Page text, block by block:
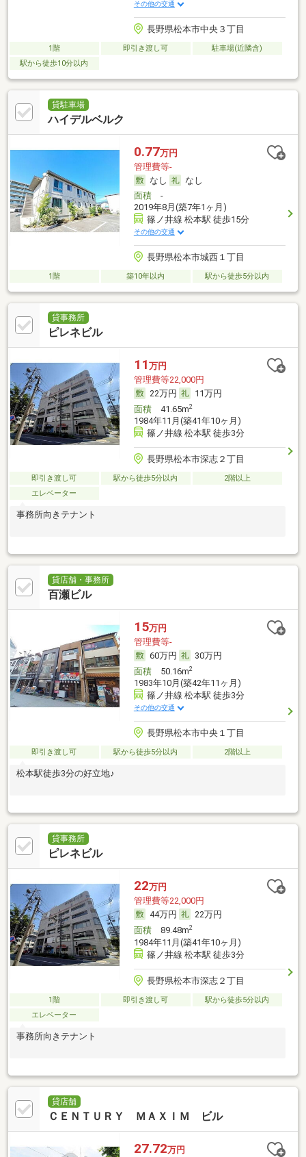
その他の交通
長野県松本市中央３丁目
1階 即引き渡し可
駐車場(近隣含)
駅から徒歩10分以内
貸駐車場
ハイデルベルク
0.77万円
管理費等-
なし
なし
面積-
2019年8月(築7年1ヶ月)
篠ノ井線 松本駅 徒歩15分
その他の交通
長野県松本市城西１丁目
1階 築10年以内 駅から徒歩5分以内
貸事務所
ピレネビル
11 万円
管理費等22,000円
22万円
11万円
面積41.65m2
1984年11月(築41年10ヶ月)
篠ノ井線 松本駅 徒歩3分
長野県松本市深志２丁目
即引き渡し可 駅から徒歩5分以内
2階以上
エレベーター
事務所向きテナント
貸店舗・事務所
百瀬ビル
15万円
管理費等-
60万円
30万円
面積50.16m2
1983年10月(築42年11ヶ月)
篠ノ井線 松本駅 徒歩3分
その他の交通
長野県松本市中央１丁目
即引き渡し可 駅から徒歩5分以内 2階以上
松本駅徒歩3分の好立地♪
貸事務所
ピレネビル
22万円
管理費等22,000円
44万円
22万円
面積89.48m2
1984年11月(築41年10ヶ月)
篠ノ井線 松本駅 徒歩3分
長野県松本市深志２丁目
1階 即引き渡し可
駅から徒歩5分以内
エレベーター
事務所向きテナント
貸店舗
ＣＥＮＴＵＲＹ ＭＡＸＩＭ ビル
27.72万円